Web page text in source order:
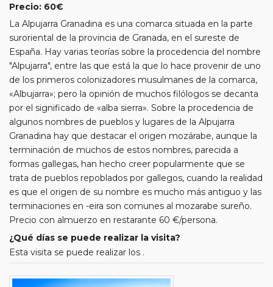
Precio: 60€
La Alpujarra Granadina es una comarca situada en la parte
suroriental de la provincia de Granada, en el sureste de
España. Hay varias teorías sobre la procedencia del nombre
"Alpujarra", entre las que está la que lo hace provenir de uno
de los primeros colonizadores musulmanes de la comarca,
«Albujarra»; pero la opinión de muchos filólogos se decanta
por el significado de «alba sierra». Sobre la procedencia de
algunos nombres de pueblos y lugares de la Alpujarra
Granadina hay que destacar el origen mozárabe, aunque la
terminación de muchos de estos nombres, parecida a
formas gallegas, han hecho creer popularmente que se
trata de pueblos repoblados por gallegos, cuando la realidad
es que el origen de su nombre es mucho más antiguo y las
terminaciones en -eira son comunes al mozarabe sureño.
Precio con almuerzo en restarante 60 €/persona.
¿Qué días se puede realizar la visita?
Esta visita se puede realizar los .